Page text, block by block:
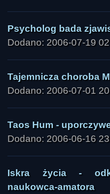
Psycholog bada
Dodano: 2006-07-19
Tajemnicza choroba
Dodano: 2006-07-01
Taos Hum -
Dodano: 2006-06-16
Iskra życia -
naukowca-amatora